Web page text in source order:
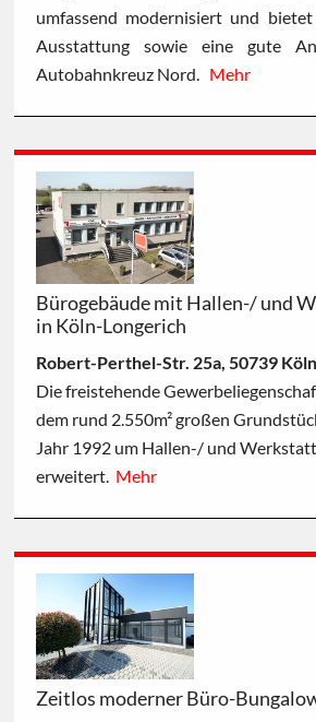
umfassend modernisiert und
Ausstattung sowie eine gute
Autobahnkreuz Nord. Mehr
Bürogebäude mit Hallen-/ und
in Köln-Longerich
Robert-Perthel-Str. 25a, 50739 Köln
Die freistehende
dem rund 2.550m² großen
Jahr 1992 um Hallen-/ und
erweitert. Mehr
Zeitlos moderner Büro-